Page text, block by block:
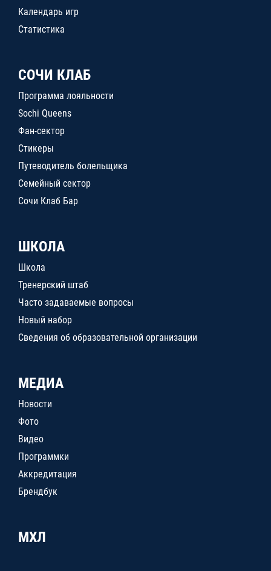
Календарь игр
Статистика
СОЧИ КЛАБ
Программа лояльности
Sochi Queens
Фан-сектор
Стикеры
Путеводитель болельщика
Семейный сектор
Сочи Клаб Бар
ШКОЛА
Школа
Тренерский штаб
Часто задаваемые вопросы
Новый набор
Сведения об образовательной организации
МЕДИА
Новости
Фото
Видео
Программки
Аккредитация
Брендбук
МХЛ